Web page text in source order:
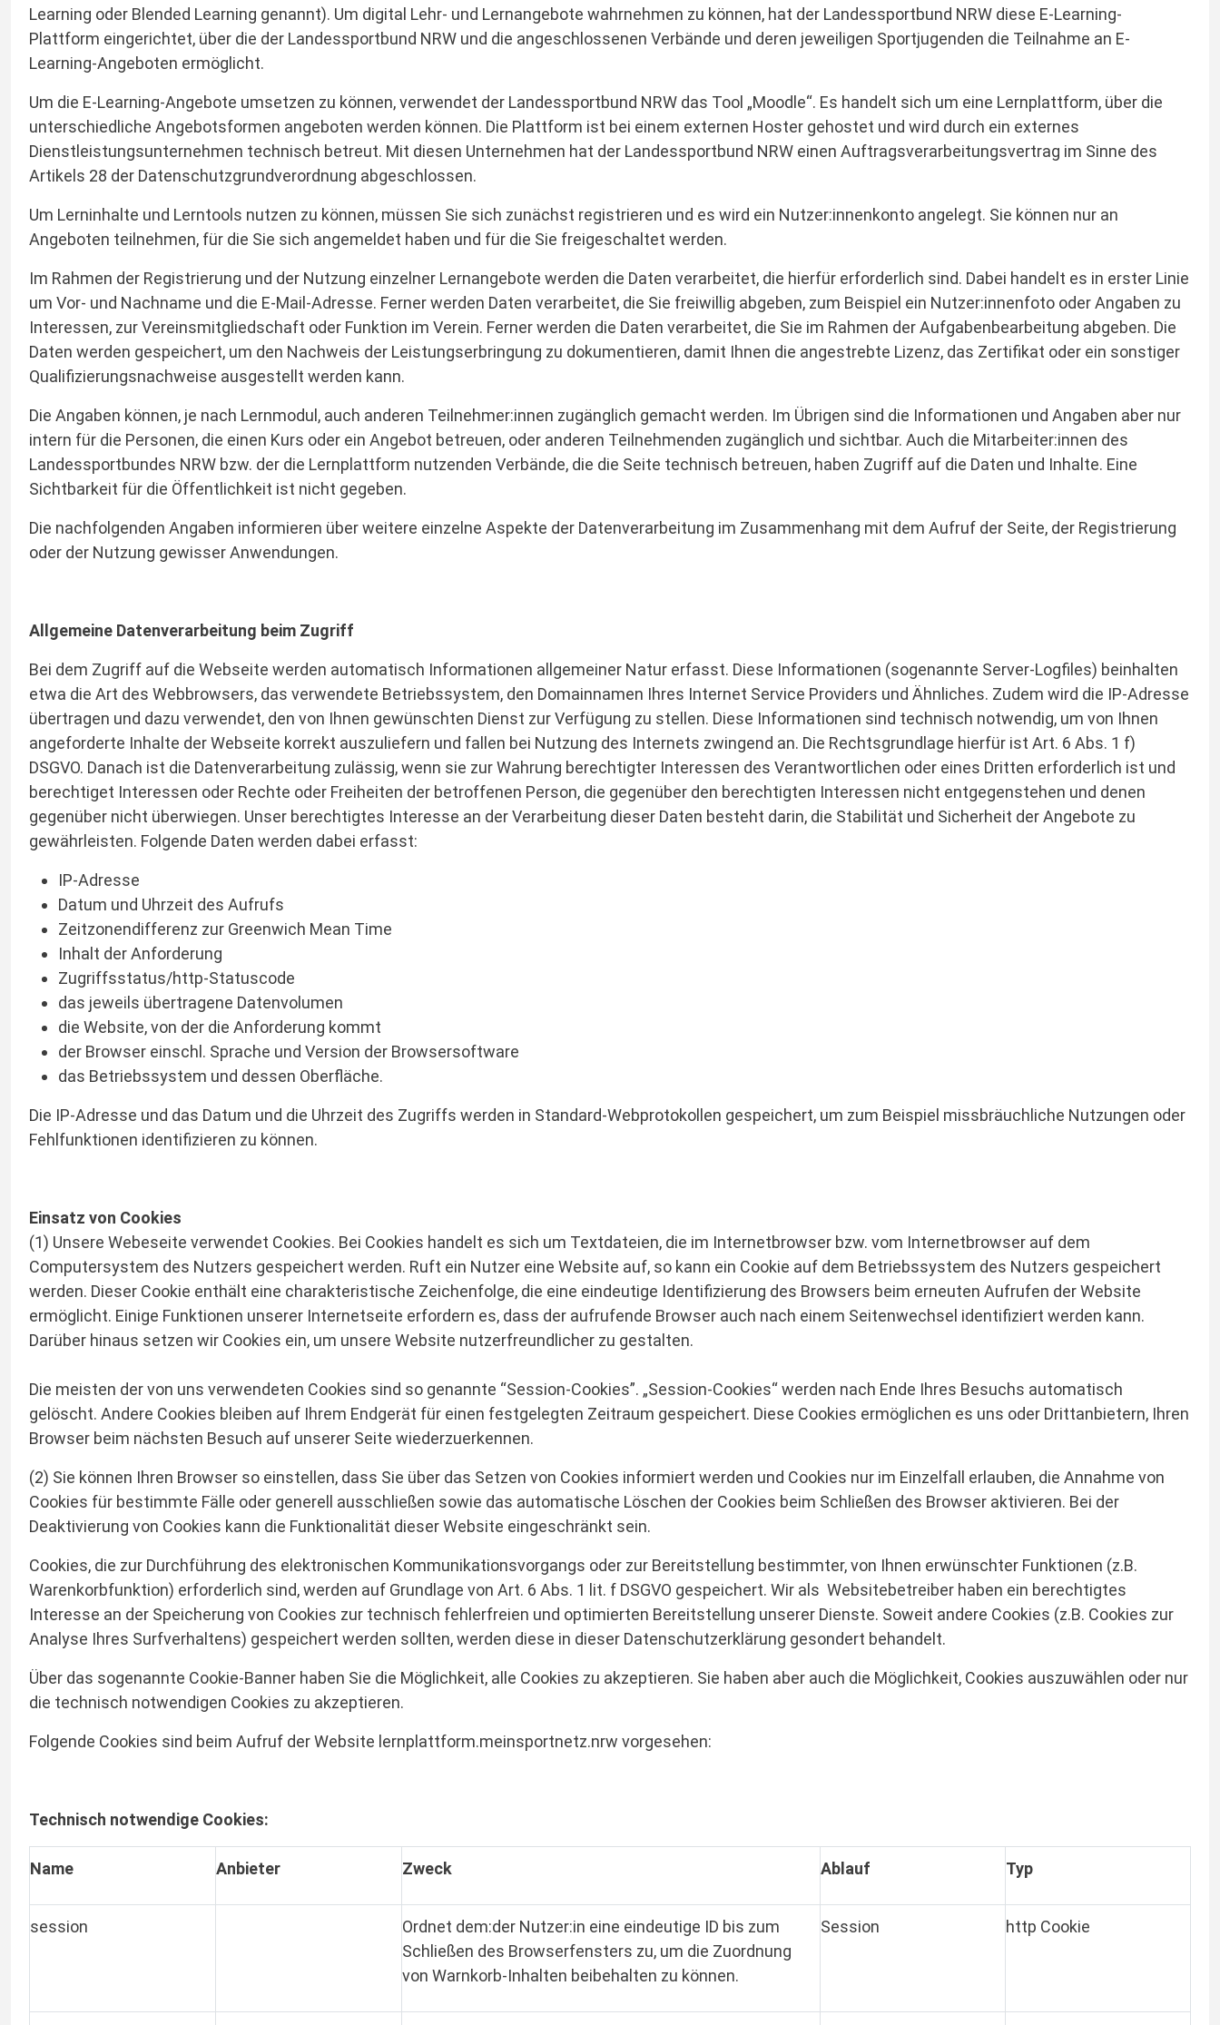
Learning oder Blended Learning genannt). Um digital Lehr- und Lernangebote wahrnehmen zu können, hat der Landessportbund NRW diese E-Learning-
Plattform eingerichtet, über die der Landessportbund NRW und die angeschlossenen Verbände und deren jeweiligen Sportjugenden die Teilnahme an E-
Learning-Angeboten ermöglicht.
Um die E-Learning-Angebote umsetzen zu können, verwendet der Landessportbund NRW das Tool „Moodle“. Es handelt sich um eine Lernplattform, über die
unterschiedliche Angebotsformen angeboten werden können. Die Plattform ist bei einem externen Hoster gehostet und wird durch ein externes
Dienstleistungsunternehmen technisch betreut. Mit diesen Unternehmen hat der Landessportbund NRW einen Auftragsverarbeitungsvertrag im Sinne des
Artikels 28 der Datenschutzgrundverordnung abgeschlossen.
Um Lerninhalte und Lerntools nutzen zu können, müssen Sie sich zunächst registrieren und es wird ein Nutzer:innenkonto angelegt. Sie können nur an
Angeboten teilnehmen, für die Sie sich angemeldet haben und für die Sie freigeschaltet werden.
Im Rahmen der Registrierung und der Nutzung einzelner Lernangebote werden die Daten verarbeitet, die hierfür erforderlich sind. Dabei handelt es in erster Linie
um Vor- und Nachname und die E-Mail-Adresse. Ferner werden Daten verarbeitet, die Sie freiwillig abgeben, zum Beispiel ein Nutzer:innenfoto oder Angaben zu
Interessen, zur Vereinsmitgliedschaft oder Funktion im Verein. Ferner werden die Daten verarbeitet, die Sie im Rahmen der Aufgabenbearbeitung abgeben. Die
Daten werden gespeichert, um den Nachweis der Leistungserbringung zu dokumentieren, damit Ihnen die angestrebte Lizenz, das Zertifikat oder ein sonstiger
Qualifizierungsnachweise ausgestellt werden kann.
Die Angaben können, je nach Lernmodul, auch anderen Teilnehmer:innen zugänglich gemacht werden. Im Übrigen sind die Informationen und Angaben aber nur
intern für die Personen, die einen Kurs oder ein Angebot betreuen, oder anderen Teilnehmenden zugänglich und sichtbar. Auch die Mitarbeiter:innen des
Landessportbundes NRW bzw. der die Lernplattform nutzenden Verbände, die die Seite technisch betreuen, haben Zugriff auf die Daten und Inhalte. Eine
Sichtbarkeit für die Öffentlichkeit ist nicht gegeben.
Die nachfolgenden Angaben informieren über weitere einzelne Aspekte der Datenverarbeitung im Zusammenhang mit dem Aufruf der Seite, der Registrierung
oder der Nutzung gewisser Anwendungen.
Allgemeine Datenverarbeitung beim Zugriff
Bei dem Zugriff auf die Webseite werden automatisch Informationen allgemeiner Natur erfasst. Diese Informationen (sogenannte Server-Logfiles) beinhalten
etwa die Art des Webbrowsers, das verwendete Betriebssystem, den Domainnamen Ihres Internet Service Providers und Ähnliches. Zudem wird die IP-Adresse
übertragen und dazu verwendet, den von Ihnen gewünschten Dienst zur Verfügung zu stellen. Diese Informationen sind technisch notwendig, um von Ihnen
angeforderte Inhalte der Webseite korrekt auszuliefern und fallen bei Nutzung des Internets zwingend an. Die Rechtsgrundlage hierfür ist Art. 6 Abs. 1 f)
DSGVO. Danach ist die Datenverarbeitung zulässig, wenn sie zur Wahrung berechtigter Interessen des Verantwortlichen oder eines Dritten erforderlich ist und
berechtiget Interessen oder Rechte oder Freiheiten der betroffenen Person, die gegenüber den berechtigten Interessen nicht entgegenstehen und denen
gegenüber nicht überwiegen. Unser berechtigtes Interesse an der Verarbeitung dieser Daten besteht darin, die Stabilität und Sicherheit der Angebote zu
gewährleisten. Folgende Daten werden dabei erfasst:
IP-Adresse
Datum und Uhrzeit des Aufrufs
Zeitzonendifferenz zur Greenwich Mean Time
Inhalt der Anforderung
Zugriffsstatus/http-Statuscode
das jeweils übertragene Datenvolumen
die Website, von der die Anforderung kommt
der Browser einschl. Sprache und Version der Browsersoftware
das Betriebssystem und dessen Oberfläche.
Die IP-Adresse und das Datum und die Uhrzeit des Zugriffs werden in Standard-Webprotokollen gespeichert, um zum Beispiel missbräuchliche Nutzungen oder
Fehlfunktionen identifizieren zu können.
Einsatz von Cookies
(1) Unsere Webeseite verwendet Cookies. Bei Cookies handelt es sich um Textdateien, die im Internetbrowser bzw. vom Internetbrowser auf dem
Computersystem des Nutzers gespeichert werden. Ruft ein Nutzer eine Website auf, so kann ein Cookie auf dem Betriebssystem des Nutzers gespeichert
werden. Dieser Cookie enthält eine charakteristische Zeichenfolge, die eine eindeutige Identifizierung des Browsers beim erneuten Aufrufen der Website
ermöglicht. Einige Funktionen unserer Internetseite erfordern es, dass der aufrufende Browser auch nach einem Seitenwechsel identifiziert werden kann.
Darüber hinaus setzen wir Cookies ein, um unsere Website nutzerfreundlicher zu gestalten.
Die meisten der von uns verwendeten Cookies sind so genannte “Session-Cookies”. „Session-Cookies“ werden nach Ende Ihres Besuchs automatisch
gelöscht. Andere Cookies bleiben auf Ihrem Endgerät für einen festgelegten Zeitraum gespeichert. Diese Cookies ermöglichen es uns oder Drittanbietern, Ihren
Browser beim nächsten Besuch auf unserer Seite wiederzuerkennen.
(2) Sie können Ihren Browser so einstellen, dass Sie über das Setzen von Cookies informiert werden und Cookies nur im Einzelfall erlauben, die Annahme von
Cookies für bestimmte Fälle oder generell ausschließen sowie das automatische Löschen der Cookies beim Schließen des Browser aktivieren. Bei der
Deaktivierung von Cookies kann die Funktionalität dieser Website eingeschränkt sein.
Cookies, die zur Durchführung des elektronischen Kommunikationsvorgangs oder zur Bereitstellung bestimmter, von Ihnen erwünschter Funktionen (z.B.
Warenkorbfunktion) erforderlich sind, werden auf Grundlage von Art. 6 Abs. 1 lit. f DSGVO gespeichert. Wir als Websitebetreiber haben ein berechtigtes
Interesse an der Speicherung von Cookies zur technisch fehlerfreien und optimierten Bereitstellung unserer Dienste. Soweit andere Cookies (z.B. Cookies zur
Analyse Ihres Surfverhaltens) gespeichert werden sollten, werden diese in dieser Datenschutzerklärung gesondert behandelt.
Über das sogenannte Cookie-Banner haben Sie die Möglichkeit, alle Cookies zu akzeptieren. Sie haben aber auch die Möglichkeit, Cookies auszuwählen oder nur
die technisch notwendigen Cookies zu akzeptieren.
Folgende Cookies sind beim Aufruf der Website lernplattform.meinsportnetz.nrw vorgesehen:
Technisch notwendige Cookies:
Name Anbieter Zweck Ablauf Typ
session
Ordnet dem:der Nutzer:in eine eindeutige ID bis zum
Schließen des Browserfensters zu, um die Zuordnung
von Warnkorb-Inhalten beibehalten zu können.
Session http Cookie